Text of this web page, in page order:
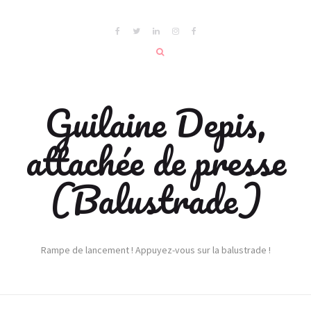
Guilaine Depis,
attachée de presse
(Balustrade)
Rampe de lancement ! Appuyez-vous sur la balustrade !